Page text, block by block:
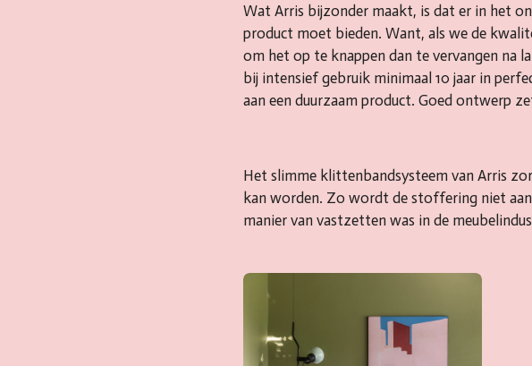
Wat Arris bijzonder maakt, is dat er in het
product moet bieden. Want, als we de
om het op te knappen dan te vervangen na
bij intensief gebruik minimaal 10 jaar in
aan een duurzaam product. Goed ontwerp
Het slimme klittenbandsysteem van Arris
kan worden. Zo wordt de stoffering niet
manier van vastzetten was in de